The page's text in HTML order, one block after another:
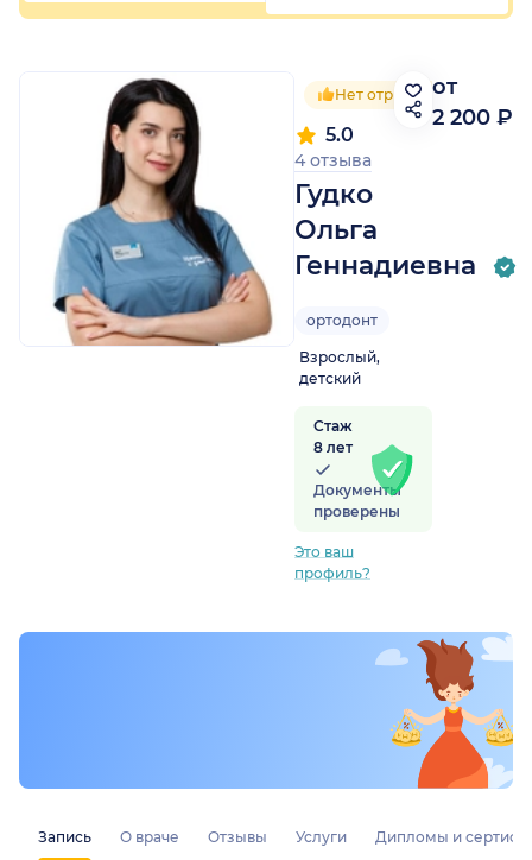
Нет отрицательных
Гудко
Ольга
Геннадиевна
5.0
4 отзыва
ортодонт
Взрослый,
детский
Стаж
8 лет
Документы
проверены
Это ваш
профиль?
от
2 200 ₽
Запись О враче Отзывы Услуги Дипломы и